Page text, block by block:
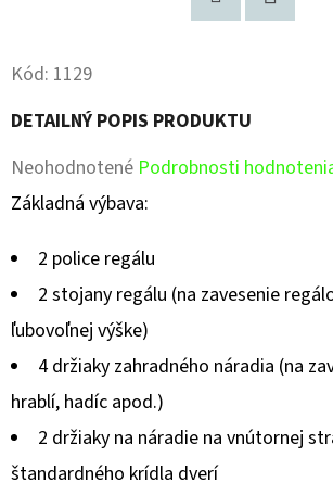
Kód: 1129
DETAILNÝ POPIS PRODUKTU
Priemerné
hodnotenie
z
hviezdičiek.
Neohodnotené Podrobnosti
Základná výbava:
2 police regálu
2 stojany regálu (na zavesenie
ľubovoľnej výške)
4 držiaky zahradného náradia (na
hrablí, hadíc apod.)
2 držiaky na náradie na vnútornej
štandardného krídla dverí